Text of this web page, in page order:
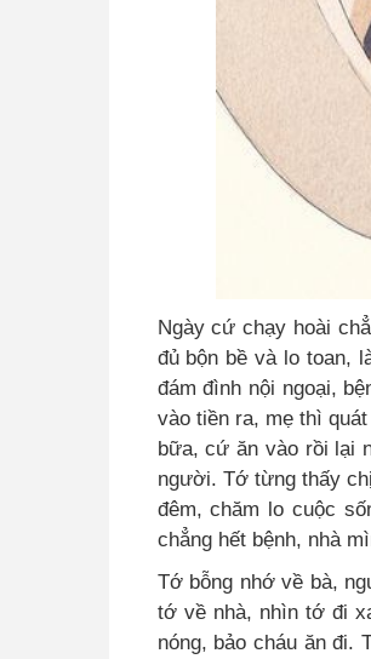
Ngày cứ chạy hoài
đủ bộn bề và lo toan,
đám đình nội ngoại,
vào tiền ra, mẹ thì
bữa, cứ ăn vào rồi lại
người. Tớ từng thấy
đêm, chăm lo cuộc
chẳng hết bệnh, nhà
Tớ bỗng nhớ về bà,
tớ về nhà, nhìn tớ đi
nóng, bảo cháu ăn đi.